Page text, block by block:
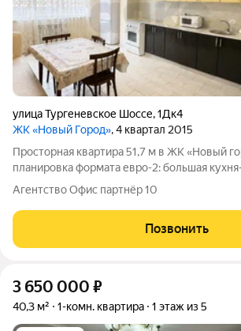
улица Тургеневское Шоссе,1Дк4
ЖК «Новый Город», 4 квартал 2015
Просторная квартира 51,7 м в ЖК «Новый
планировка формата евро-2: большая
м, отдельная спальня и место под
этаж. Дом расположен в районе с развитой
В шаговой доступности
Агентство Офис партнёр 10
Позвонить
3 650 000 ₽
40,3 м² 1-комн. квартира 1 этаж из 5